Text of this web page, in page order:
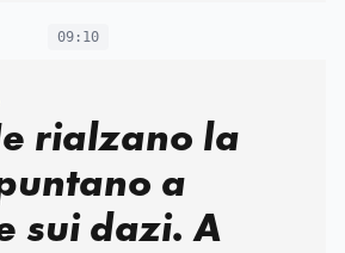
09:10
rialzano la
a
sui dazi. A